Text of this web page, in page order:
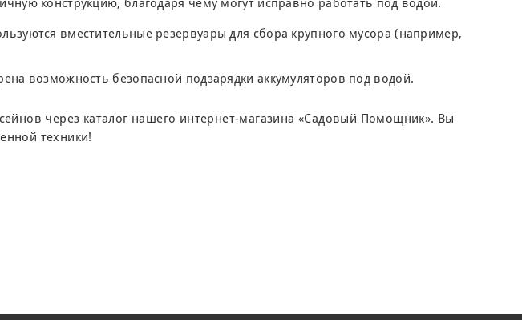
конструкцию, благодаря чему могут исправно работать под водой.
вместительные резервуары для сбора крупного мусора (например,
возможность безопасной подзарядки аккумуляторов под водой.
через каталог нашего интернет-магазина «Садовый Помощник». Вы
техники!